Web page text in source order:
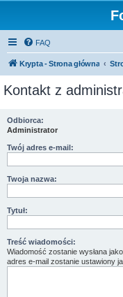
FAQ
Krypta - Strona główna
Kontakt z
Odbiorca:
Administrator
Twój adres e-mail:
Twoja nazwa:
Tytuł:
Treść wiadomości:
Wiadomość zostanie wysłana
adres e-mail zostanie ustawiony